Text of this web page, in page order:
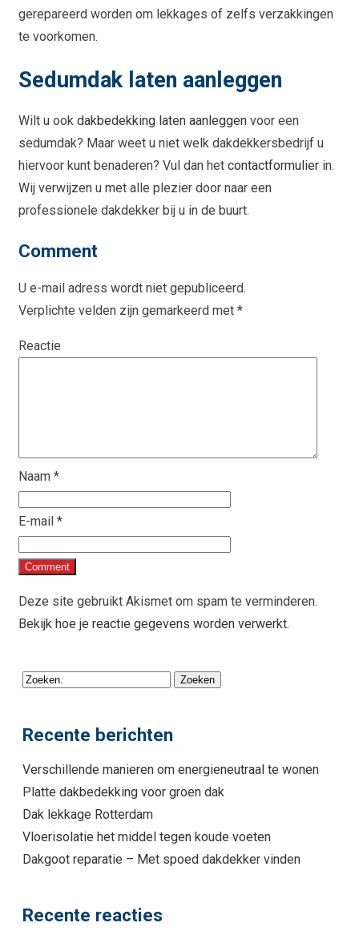
gerepareerd worden om lekkages of zelfs verzakkingen
te voorkomen.
Sedumdak laten aanleggen
Wilt u ook dakbedekking laten aanleggen voor een
sedumdak? Maar weet u niet welk dakdekkersbedrijf u
hiervoor kunt benaderen? Vul dan het contactformulier in.
Wij verwijzen u met alle plezier door naar een
professionele dakdekker bij u in de buurt.
Comment
U e-mail adress wordt niet gepubliceerd.
Verplichte velden zijn gemarkeerd met *
Reactie
Naam *
E-mail *
Deze site gebruikt Akismet om spam te verminderen.
Bekijk hoe je reactie gegevens worden verwerkt.
Zoeken
Recente berichten
Verschillende manieren om energieneutraal te wonen
Platte dakbedekking voor groen dak
Dak lekkage Rotterdam
Vloerisolatie het middel tegen koude voeten
Dakgoot reparatie – Met spoed dakdekker vinden
Recente reacties